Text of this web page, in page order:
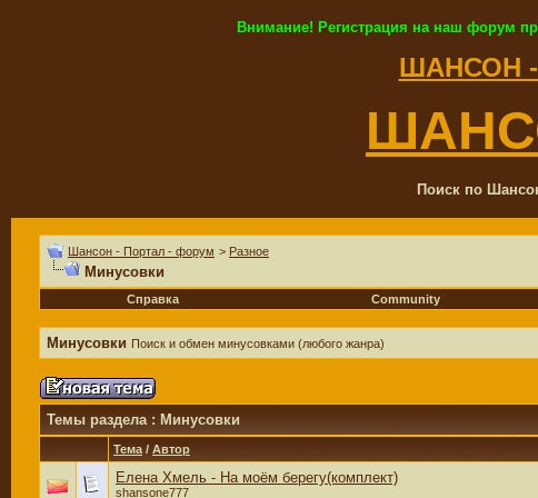
Внимание! Регистрация на наш форум
ШАНСОН
Поиск по
Шансон - Портал - форум > Разное
Минусовки
Справка
Community
Минусовки Поиск и обмен минусовками (любого жанра)
Темы раздела: Минусовки
Тема / Автор
Елена Хмель - На моём берегу(комплект)
shansone777